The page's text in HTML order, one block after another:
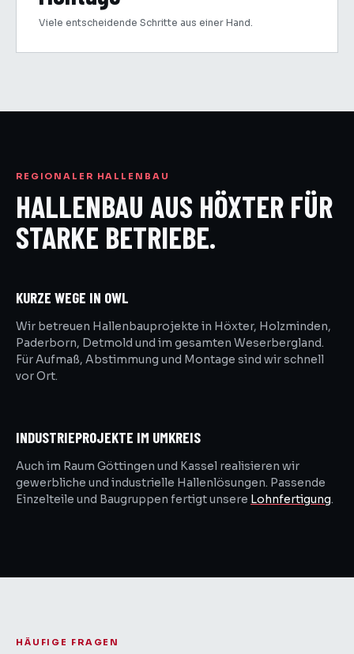
Viele entscheidende Schritte aus einer Hand.
REGIONALER HALLENBAU
HALLENBAU AUS HÖXTER FÜR
STARKE BETRIEBE.
KURZE WEGE IN OWL
Wir betreuen Hallenbauprojekte in Höxter, Holzminden,
Paderborn, Detmold und im gesamten Weserbergland.
Für Aufmaß, Abstimmung und Montage sind wir schnell
vor Ort.
INDUSTRIEPROJEKTE IM UMKREIS
Auch im Raum Göttingen und Kassel realisieren wir
gewerbliche und industrielle Hallenlösungen. Passende
Einzelteile und Baugruppen fertigt unsere Lohnfertigung.
HÄUFIGE FRAGEN